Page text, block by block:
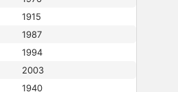
1915
1987
1994
2003
1940